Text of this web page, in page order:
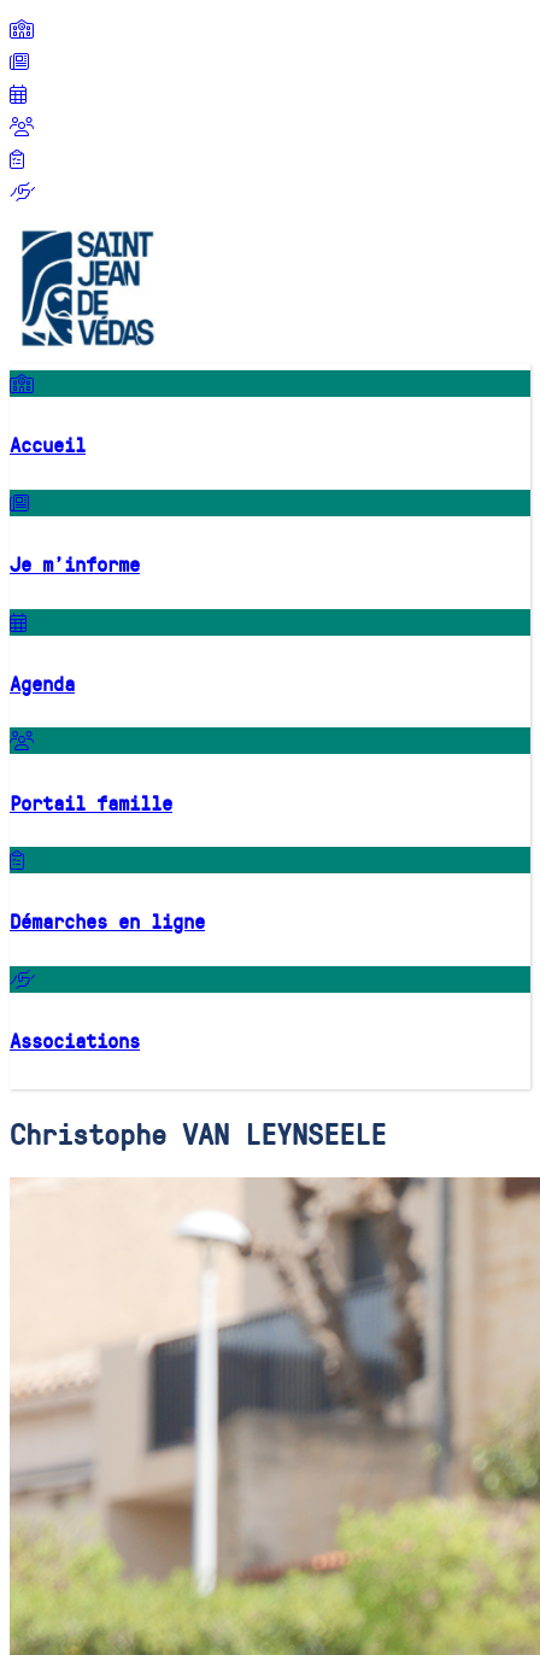
Accueil
Je m'informe
Agenda
Portail famille
Démarches en ligne
Associations
Christophe VAN LEYNSEELE